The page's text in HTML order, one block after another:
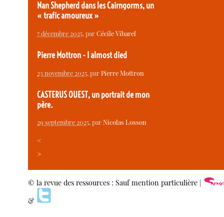
Nan Shepherd dans les Cairngorms, un
« trafic amoureux »
7 décembre 2025, parCécile Vibarel
Pierre Mottron - I almost died
23 novembre 2025, parPierre Mottron
CASTERUS OUEST, un portrait de mon
père.
29 septembre 2025, parNicolas Losson
<
>
© la revue des ressources : Sauf mention particulière |
&